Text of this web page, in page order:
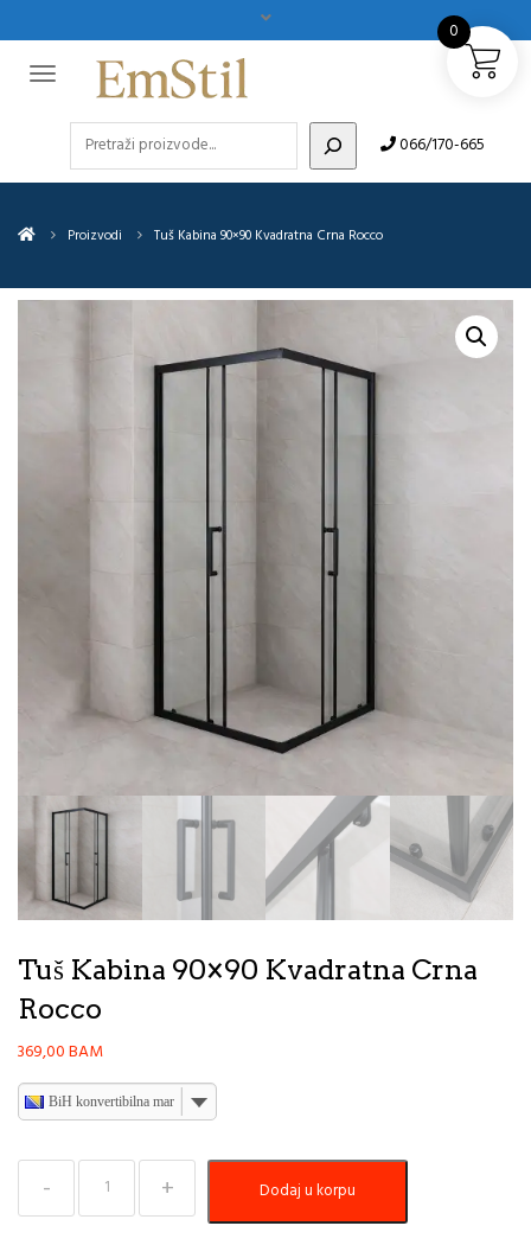
066/170-665
Proizvodi Tuš Kabina 90×90 Kvadratna Crna Rocco
Tuš Kabina 90×90 Kvadratna Crna
Rocco
369,00BAM
BiH konvertibilna marka
Tuš
Kabina
90×90
Dodaj u korpu
0